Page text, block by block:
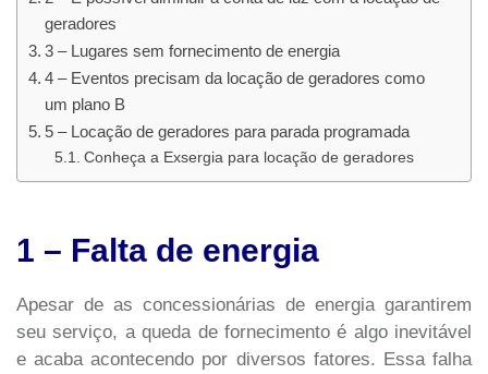
geradores
3 – Lugares sem fornecimento de energia
4 – Eventos precisam da locação de geradores como
um plano B
5 – Locação de geradores para parada programada
Conheça a Exsergia para locação de geradores
1 – Falta de energia
Apesar de as concessionárias de energia garantirem
seu serviço, a queda de fornecimento é algo inevitável
e acaba acontecendo por diversos fatores. Essa falha